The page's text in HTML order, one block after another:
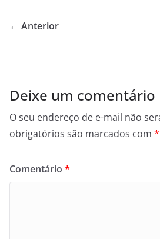
e
k
← Anterior
Deixe um comentário
O seu endereço de e-mail não
obrigatórios são marcados com *
Comentário *